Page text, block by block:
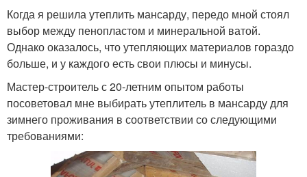
Когда я решила утеплить мансарду, передо мной стоял
выбор между пенопластом и минеральной ватой.
Однако оказалось, что утепляющих материалов гораздо
больше, и у каждого есть свои плюсы и минусы.
Мастер-строитель с 20-летним опытом работы
посоветовал мне выбирать утеплитель в мансарду для
зимнего проживания в соответствии со следующими
требованиями: